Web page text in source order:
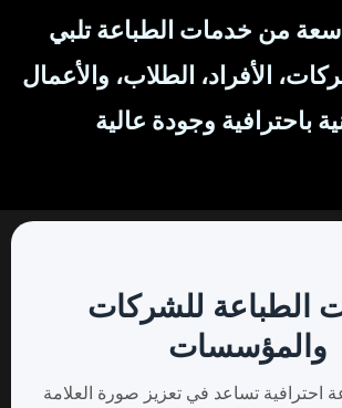
من خدمات الطباعة تلبي
الأفراد، الطلاب، والأعمال
الطباعة للشركات
والمؤسسات
احترافية تساعد في تعزيز صورة العلامة